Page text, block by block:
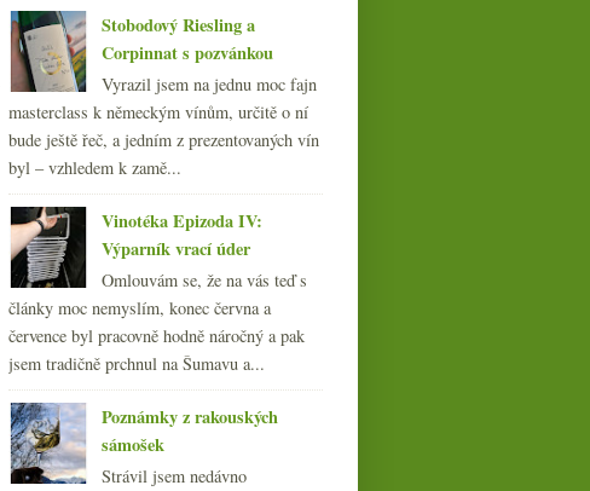
Stobodový Riesling a
Corpinnat s pozvánkou
Vyrazil jsem na jednu moc fajn
masterclass k německým vínům, určitě o ní
bude ještě řeč, a jedním z prezentovaných vín
byl – vzhledem k zamě...
Vinotéka Epizoda IV:
Výparník vrací úder
Omlouvám se, že na vás teď s
články moc nemyslím, konec června a
července byl pracovně hodně náročný a pak
jsem tradičně prchnul na Šumavu a...
Poznámky z rakouských
sámošek
Strávil jsem nedávno